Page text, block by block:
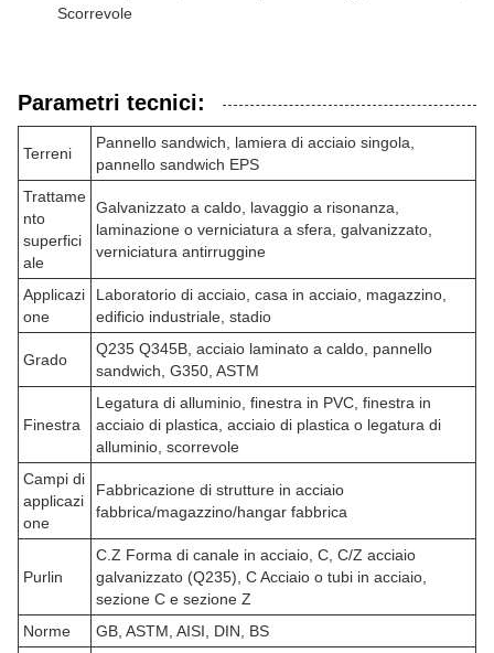
Scorrevole
Parametri tecnici:
Terreni
Pannello sandwich, lamiera di acciaio singola,
pannello sandwich EPS
Trattame
nto
superfici
ale
Galvanizzato a caldo, lavaggio a risonanza,
laminazione o verniciatura a sfera, galvanizzato,
verniciatura antirruggine
Applicazi
one
Laboratorio di acciaio, casa in acciaio, magazzino,
edificio industriale, stadio
Grado
Q235 Q345B, acciaio laminato a caldo, pannello
sandwich, G350, ASTM
Finestra
Legatura di alluminio, finestra in PVC, finestra in
acciaio di plastica, acciaio di plastica o legatura di
alluminio, scorrevole
Campi di
applicazi
one
Fabbricazione di strutture in acciaio
fabbrica/magazzino/hangar fabbrica
Purlin
C.Z Forma di canale in acciaio, C, C/Z acciaio
galvanizzato (Q235), C Acciaio o tubi in acciaio,
sezione C e sezione Z
Norme
GB, ASTM, AISI, DIN, BS